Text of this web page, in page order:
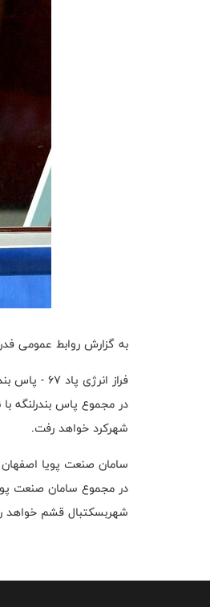
به گزارش روابط عمومی
فراز انرژی پاد ۶۷ - پاس بندر لنگه ۸۱
شهرکرد خواهد رفت.
سامان صنعت پویا اصفهان ۹۰ - خانه بسکتبال گرگان ۶۴
شهربسکتبال قشم خواهد